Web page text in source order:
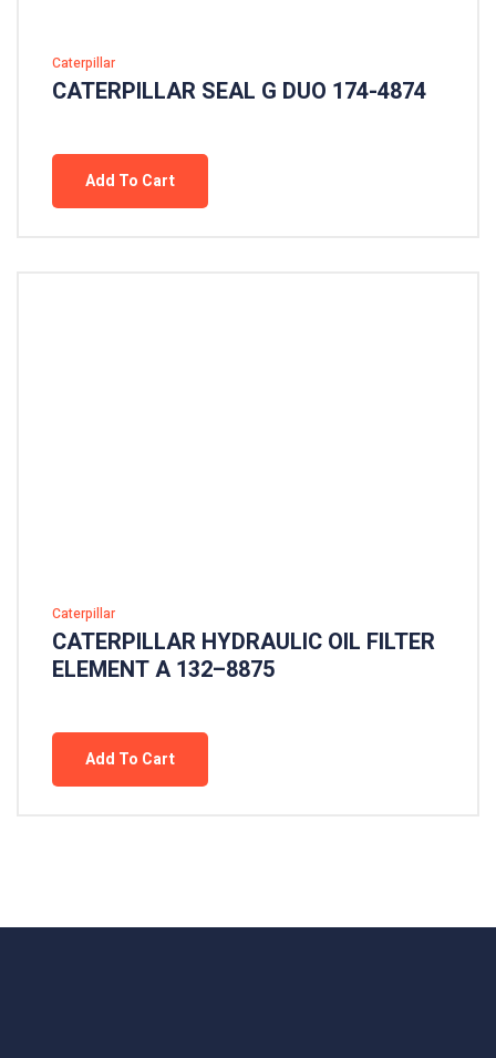
Caterpillar
CATERPILLAR SEAL G DUO 174-4874
Add To Cart
Caterpillar
CATERPILLAR HYDRAULIC OIL FILTER
ELEMENT A 132–8875
Add To Cart